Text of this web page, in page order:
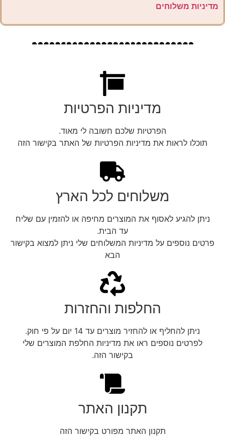
מדיניות משלוחים
מדיניות הפרטיות
הפרטיות שלכם חשובה לי מאוד.
תוכלו לראות את מדיניות הפרטיות של האתר בקישור הזה
משלוחים לכל הארץ
ניתן להגיע לאסוף את המוצרים מחיפה או להזמין עם שליח
עד הבית.
פרטים נוספים על מדיניות המשלוחים שלי ניתן למצוא בקישור
הבא
החלפות והחזרות
ניתן להחליף או להחזיר מוצרים עד 14 יום על פי חוק.
לפרטים נוספים ראו את מדיניות החלפת המוצרים שלי
בקישור הזה.
תקנון האתר
תקנון האתר מפורט בקישור הזה